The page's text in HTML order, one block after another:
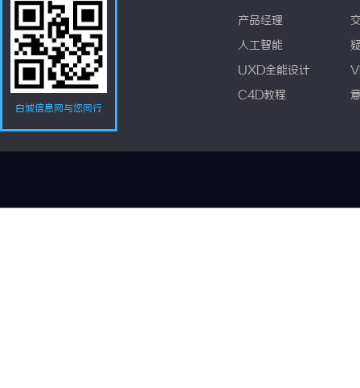
白城信息网与您同行
产品经理
人工智能
UXD全能设计
C4D教程